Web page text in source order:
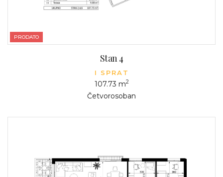
PRODATO
Stan 4
I SPRAT
107.73 m2
Četvorosoban